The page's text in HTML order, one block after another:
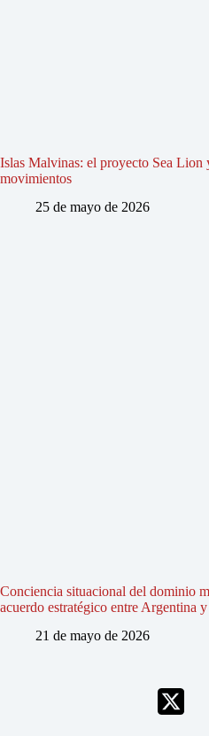
Islas Malvinas: el proyecto Sea Lion
movimientos
25 de mayo de 2026
Conciencia situacional del dominio
acuerdo estratégico entre Argentina
21 de mayo de 2026